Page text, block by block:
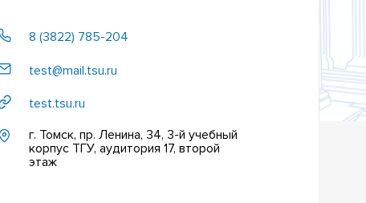
8 (3822) 785-204
test@mail.tsu.ru
test.tsu.ru
г. Томск, пр. Ленина, 34, 3-й учебный
корпус ТГУ, аудитория 17, второй
этаж